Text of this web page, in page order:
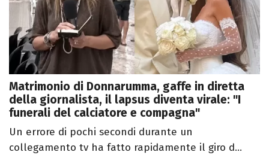
Matrimonio di Donnarumma, gaffe in diretta
della giornalista, il lapsus diventa virale: "I
funerali del calciatore e compagna"
Un errore di pochi secondi durante un
collegamento tv ha fatto rapidamente il giro d...